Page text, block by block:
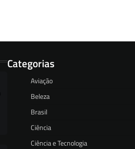
Categorias
Aviação
Beleza
Brasil
Ciência
Ciência e Tecnologia